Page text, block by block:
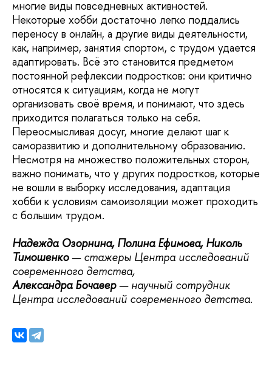
многие виды повседневных активностей.
Некоторые хобби достаточно легко поддались
переносу в онлайн, а другие виды деятельности,
как, например, занятия спортом, с трудом удается
адаптировать. Всё это становится предметом
постоянной рефлексии подростков: они критично
относятся к ситуациям, когда не могут
организовать своё время, и понимают, что здесь
приходится полагаться только на себя.
Переосмысливая досуг, многие делают шаг к
саморазвитию и дополнительному образованию.
Несмотря на множество положительных сторон,
важно понимать, что у других подростков, которые
не вошли в выборку исследования, адаптация
хобби к условиям самоизоляции может проходить
с большим трудом.
Надежда Озорнина, Полина Ефимова, Николь
Тимошенко— стажеры Центра исследований
современного детства,
Александра Бочавер— научный сотрудник
Центра исследований современного детства.